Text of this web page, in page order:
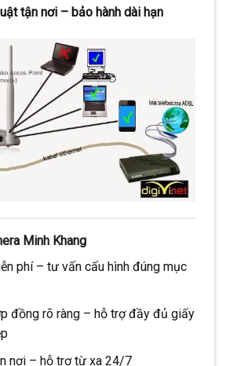
tận nơi – bảo hành dài hạn
Minh Khang
phí – tư vấn cấu hình đúng mục
đồng rõ ràng – hỗ trợ đầy đủ giấy
nơi – hỗ trợ từ xa 24/7